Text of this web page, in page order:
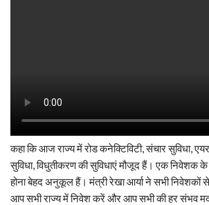
कहा कि आज राज्य में रोड कनेक्टिविटी, संचार सुविधा,
सुविधा, विधुतीकरण की सुविधाएं मौजूद हैं। एक निवेशक के
होना बेहद अनुकूल हैं। मंत्री रेखा आर्या ने सभी
आप सभी राज्य में निवेश करें और आप सभी की हर संभव